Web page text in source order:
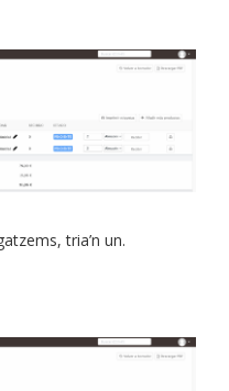
tria’n un.